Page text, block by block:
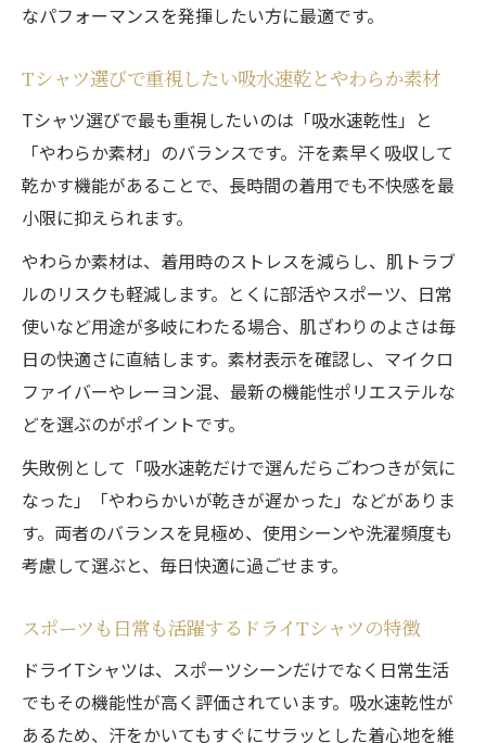
なパフォーマンスを発揮したい方に最適です。
Tシャツ選びで重視したい吸水速乾とやわらか素材
Tシャツ選びで最も重視したいのは「吸水速乾性」と
「やわらか素材」のバランスです。汗を素早く吸収して
乾かす機能があることで、長時間の着用でも不快感を最
小限に抑えられます。
やわらか素材は、着用時のストレスを減らし、肌トラブ
ルのリスクも軽減します。とくに部活やスポーツ、日常
使いなど用途が多岐にわたる場合、肌ざわりのよさは毎
日の快適さに直結します。素材表示を確認し、マイクロ
ファイバーやレーヨン混、最新の機能性ポリエステルな
どを選ぶのがポイントです。
失敗例として「吸水速乾だけで選んだらごわつきが気に
なった」「やわらかいが乾きが遅かった」などがありま
す。両者のバランスを見極め、使用シーンや洗濯頻度も
考慮して選ぶと、毎日快適に過ごせます。
スポーツも日常も活躍するドライTシャツの特徴
ドライTシャツは、スポーツシーンだけでなく日常生活
でもその機能性が高く評価されています。吸水速乾性が
あるため、汗をかいてもすぐにサラッとした着心地を維